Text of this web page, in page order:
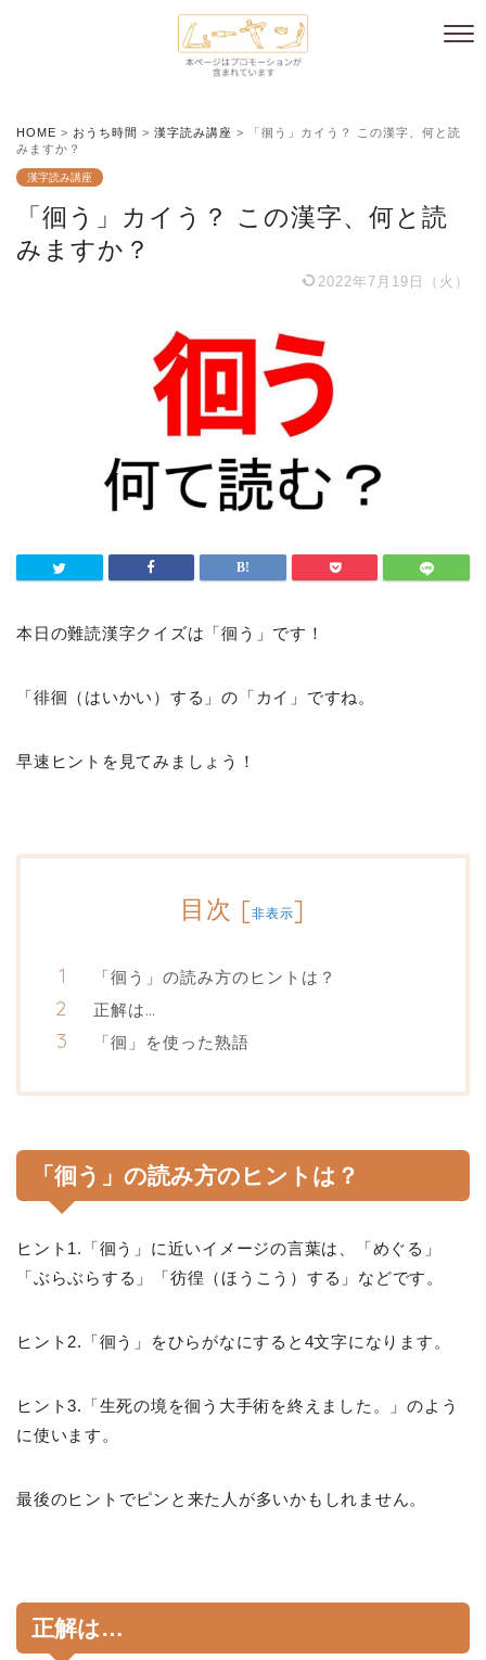
HOME > おうち時間 > 漢字読み講座 >
「徊う」カイう？ この漢字、何と読
みますか？
漢字読み講座
「徊う」カイう？ この漢字、何と読
みますか？
2022年7月19日（火）
本日の難読漢字クイズは「徊う」です！
「徘徊（はいかい）する」の「カイ」ですね。
早速ヒントを見てみましょう！
目次 [非表示]
「徊う」の読み方のヒントは？
正解は…
「徊」を使った熟語
「徊う」の読み方のヒントは？
ヒント1.「徊う」に近いイメージの言葉は、「めぐる」
「ぶらぶらする」「彷徨（ほうこう）する」などです。
ヒント2.「徊う」をひらがなにすると4文字になります。
ヒント3.「生死の境を徊う大手術を終えました。」のよう
に使います。
最後のヒントでピンと来た人が多いかもしれません。
正解は…